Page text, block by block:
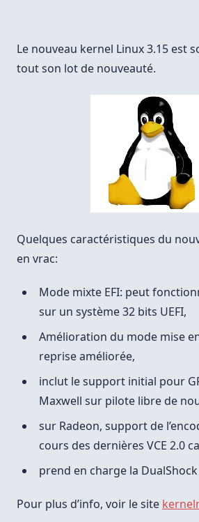
Le nouveau kernel Linux 3.15 est
tout son lot de nouveauté.
Quelques caractéristiques du
en vrac:
Mode mixte EFI: peut
sur un système 32 bits UEFI,
Amélioration du mode mise
reprise améliorée,
inclut le support initial pour
Maxwell sur pilote libre de
sur Radeon, support de
cours des dernières VCE 2.0
prend en charge la
Pour plus d’info, voir le site